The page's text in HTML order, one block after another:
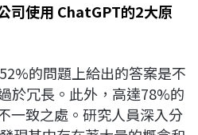
司使用 ChatGPT的2大原
的問題上給出的答案是不
於冗長。此外，高達78%的
一致之處。研究人員深入分